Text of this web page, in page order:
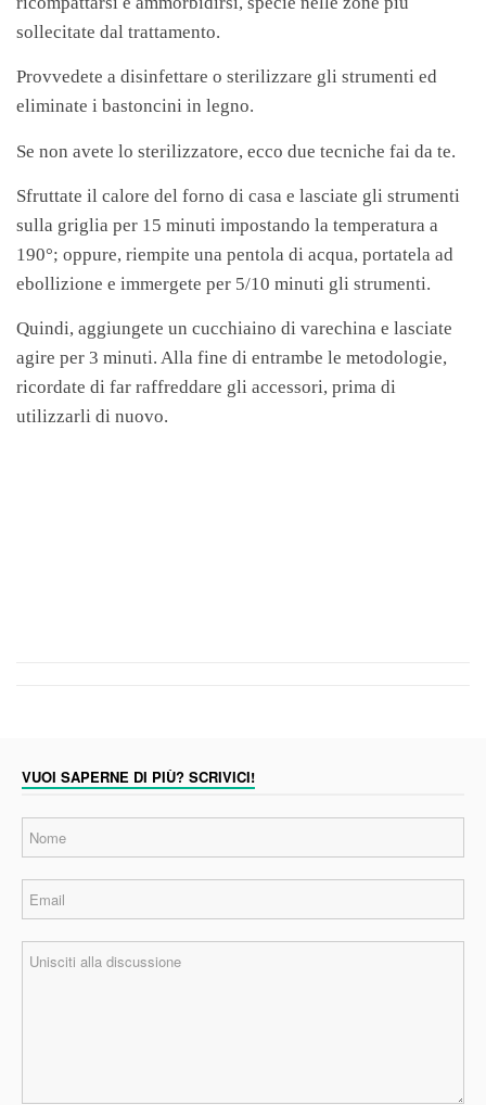
sollecitate dal trattamento.
Provvedete a disinfettare o sterilizzare gli strumenti ed
eliminate i bastoncini in legno.
Se non avete lo sterilizzatore, ecco due tecniche fai da te.
Sfruttate il calore del forno di casa e lasciate gli strumenti
sulla griglia per 15 minuti impostando la temperatura a
190°; oppure, riempite una pentola di acqua, portatela ad
ebollizione e immergete per 5/10 minuti gli strumenti.
Quindi, aggiungete un cucchiaino di varechina e lasciate
agire per 3 minuti. Alla fine di entrambe le metodologie,
ricordate di far raffreddare gli accessori, prima di
utilizzarli di nuovo.
VUOI SAPERNE DI PIÙ? SCRIVICI!